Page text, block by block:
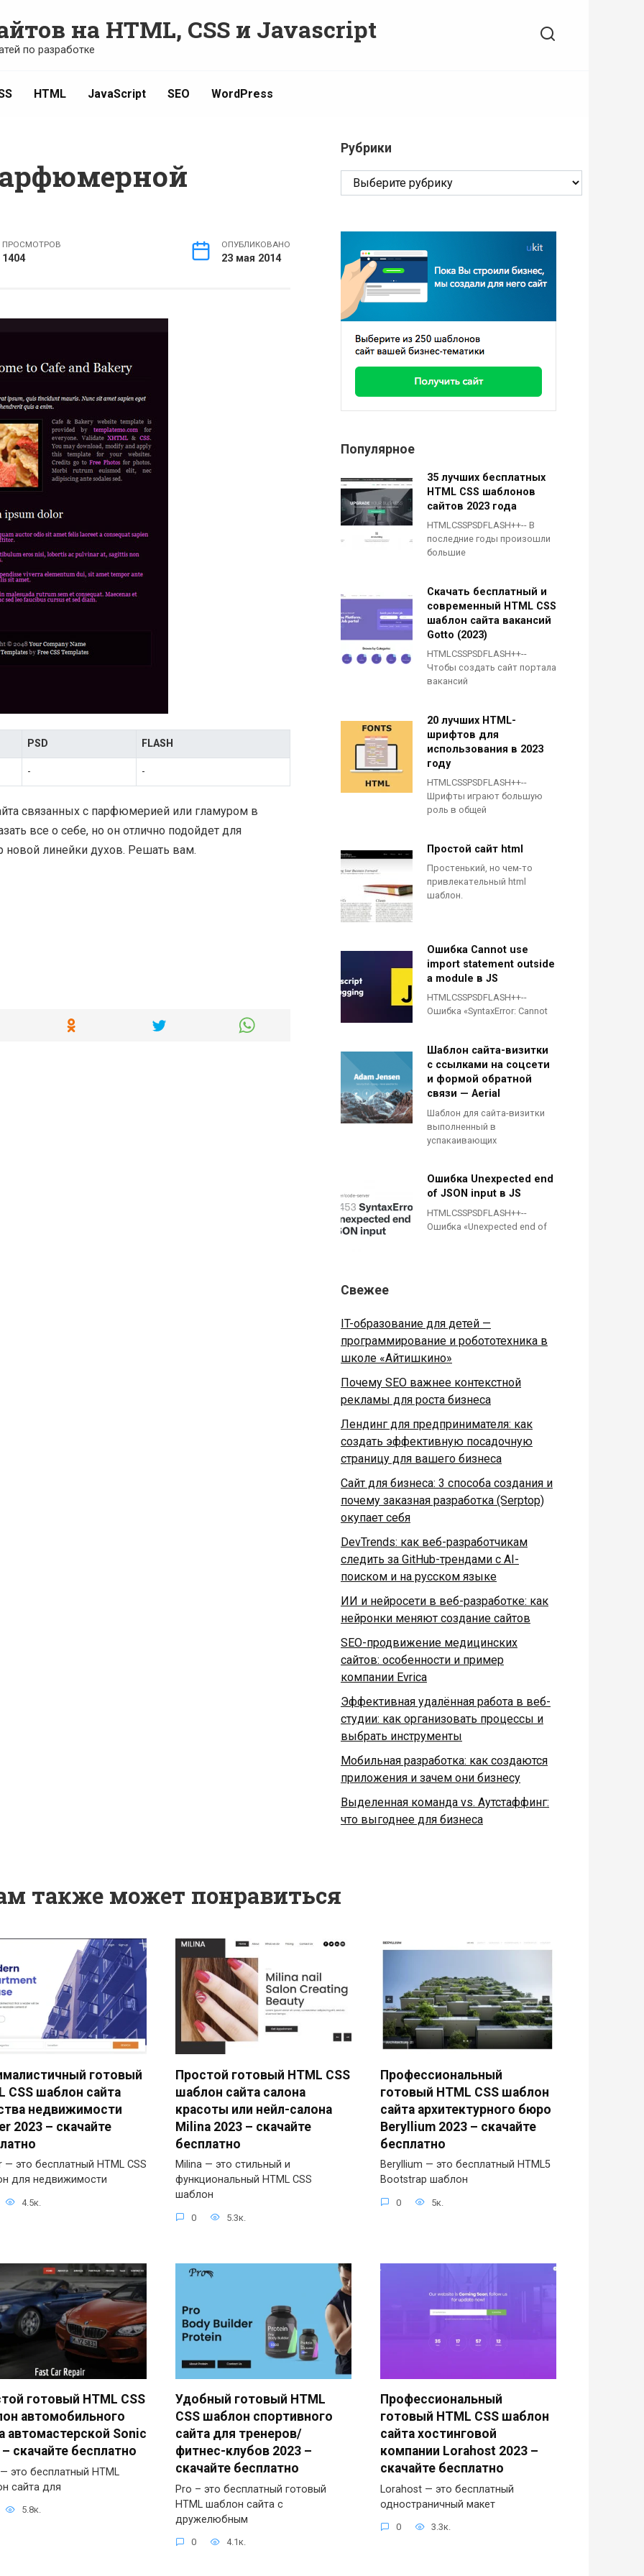
на HTML, CSS и Javascript
по разработке
HTML JavaScript SEO WordPress
ПРОСМОТРОВ
1404
ОПУБЛИКОВАНО
23 мая 2014
PSD FLASH
- -
связанных с парфюмерией или гламуром в
все о себе, но он отлично подойдет для
линейки духов. Решать вам.
Рубрики
Рубрики
Популярное
35 лучших бесплатных
HTML CSS шаблонов
сайтов 2023 года
HTMLCSSPSDFLASH++-- В
последние годы произошли
большие
Скачать бесплатный и
современный HTML CSS
шаблон сайта вакансий
Gotto (2023)
HTMLCSSPSDFLASH++--
Чтобы создать сайт портала
вакансий
20 лучших HTML-
шрифтов для
использования в 2023
году
HTMLCSSPSDFLASH++--
Шрифты играют большую
роль в общей
Простой сайт html
Простенький, но чем-то
привлекательный html
шаблон.
Ошибка Cannot use
import statement outside
a module в JS
HTMLCSSPSDFLASH++--
Ошибка «SyntaxError: Cannot
Шаблон сайта-визитки
с ссылками на соцсети
и формой обратной
связи — Aerial
Шаблон для сайта-визитки
выполненный в
успакаивающих
Ошибка Unexpected end
of JSON input в JS
HTMLCSSPSDFLASH++--
Ошибка «Unexpected end of
Свежее
IT-образование для детей —
программирование и робототехника в
школе «Айтишкино»
Почему SEO важнее контекстной
рекламы для роста бизнеса
Лендинг для предпринимателя: как
создать эффективную посадочную
страницу для вашего бизнеса
Сайт для бизнеса: 3 способа создания и
почему заказная разработка (Serptop)
окупает себя
DevTrends: как веб-разработчикам
следить за GitHub-трендами с AI-
поиском и на русском языке
ИИ и нейросети в веб-разработке: как
нейронки меняют создание сайтов
SEO-продвижение медицинских
сайтов: особенности и пример
компании Evrica
Эффективная удалённая работа в веб-
студии: как организовать процессы и
выбрать инструменты
Мобильная разработка: как создаются
приложения и зачем они бизнесу
Выделенная команда vs. Аутстаффинг:
что выгоднее для бизнеса
также может понравиться
готовый
CSS шаблон сайта
недвижимости
2023 – скачайте
— это бесплатный HTML CSS
для недвижимости
4.5к.
Простой готовый HTML CSS
шаблон сайта салона
красоты или нейл-салона
Milina 2023 – скачайте
бесплатно
Milina — это стильный и
функциональный HTML CSS
шаблон
0 5.3к.
Профессиональный
готовый HTML CSS шаблон
сайта архитектурного бюро
Beryllium 2023 – скачайте
бесплатно
Beryllium — это бесплатный HTML5
Bootstrap шаблон
0 5к.
готовый HTML CSS
автомобильного
автомастерской Sonic
скачайте бесплатно
это бесплатный HTML
сайта для
5.8к.
Удобный готовый HTML
CSS шаблон спортивного
сайта для тренеров/
фитнес-клубов 2023 –
скачайте бесплатно
Pro – это бесплатный готовый
HTML шаблон сайта с
дружелюбным
0 4.1к.
Профессиональный
готовый HTML CSS шаблон
сайта хостинговой
компании Lorahost 2023 –
скачайте бесплатно
Lorahost — это бесплатный
одностраничный макет
0 3.3к.